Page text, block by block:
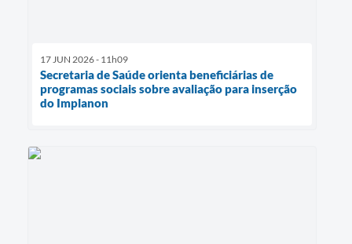
17 JUN 2026 - 11h09
Secretaria de Saúde orienta beneficiárias de
programas sociais sobre avaliação para inserção
do Implanon